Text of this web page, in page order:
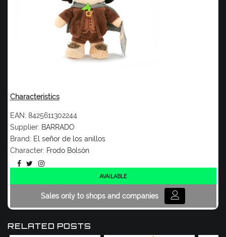
Characteristics
EAN: 8425611302244
Supplier: BARRADO
Brand: El señor de los anillos
Character: Frodo Bolsón
AVAILABLE
Sales only to shops and companies
RELATED POSTS